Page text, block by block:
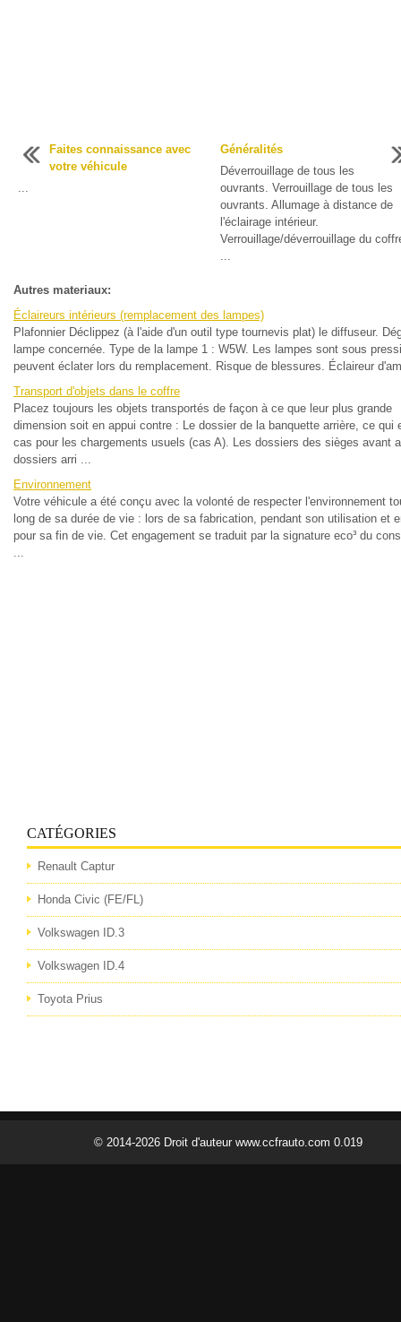
Faites connaissance avec
votre véhicule
...
Généralités
Déverrouillage de tous les
ouvrants. Verrouillage de tous les
ouvrants. Allumage à distance de
l'éclairage intérieur.
Verrouillage/déverrouillage du
...
Autres materiaux:
Éclaireurs intérieurs (remplacement des lampes)
Plafonnier Déclippez (à l'aide d'un outil type tournevis plat) le diffuseur.
lampe concernée. Type de la lampe 1 : W5W. Les lampes sont sous
peuvent éclater lors du remplacement. Risque de blessures. Éclaireur
Transport d'objets dans le coffre
Placez toujours les objets transportés de façon à ce que leur plus grande
dimension soit en appui contre : Le dossier de la banquette arrière, ce qui
cas pour les chargements usuels (cas A). Les dossiers des sièges avant
dossiers arri ...
Environnement
Votre véhicule a été conçu avec la volonté de respecter l'environnement
long de sa durée de vie : lors de sa fabrication, pendant son utilisation et
pour sa fin de vie. Cet engagement se traduit par la signature eco³ du
...
CATÉGORIES
Renault Captur
Honda Civic (FE/FL)
Volkswagen ID.3
Volkswagen ID.4
Toyota Prius
© 2014-2026 Droit d'auteur www.ccfrauto.com 0.019